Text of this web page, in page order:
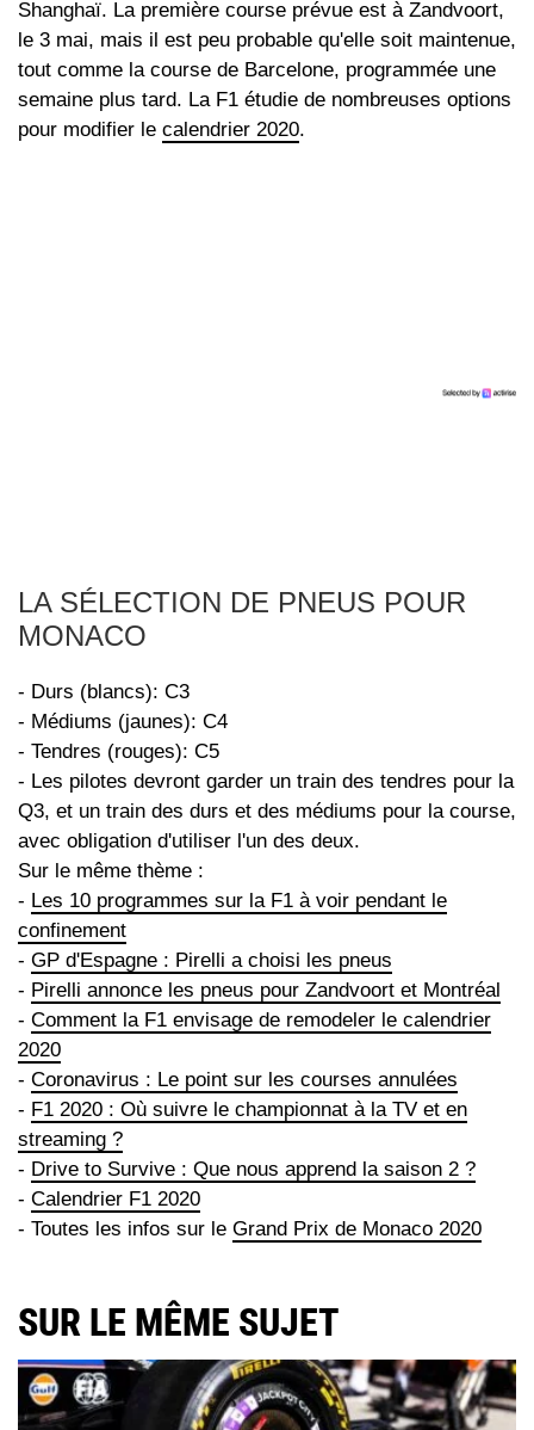
Shanghaï. La première course prévue est à Zandvoort,
le 3 mai, mais il est peu probable qu'elle soit maintenue,
tout comme la course de Barcelone, programmée une
semaine plus tard. La F1 étudie de nombreuses options
pour modifier le calendrier 2020.
LA SÉLECTION DE PNEUS POUR
MONACO
- Durs (blancs): C3
- Médiums (jaunes): C4
- Tendres (rouges): C5
- Les pilotes devront garder un train des tendres pour la
Q3, et un train des durs et des médiums pour la course,
avec obligation d'utiliser l'un des deux.
Sur le même thème :
- Les 10 programmes sur la F1 à voir pendant le
confinement
- GP d'Espagne : Pirelli a choisi les pneus
- Pirelli annonce les pneus pour Zandvoort et Montréal
- Comment la F1 envisage de remodeler le calendrier
2020
- Coronavirus : Le point sur les courses annulées
- F1 2020 : Où suivre le championnat à la TV et en
streaming ?
- Drive to Survive : Que nous apprend la saison 2 ?
- Calendrier F1 2020
- Toutes les infos sur le Grand Prix de Monaco 2020
SUR LE MÊME SUJET